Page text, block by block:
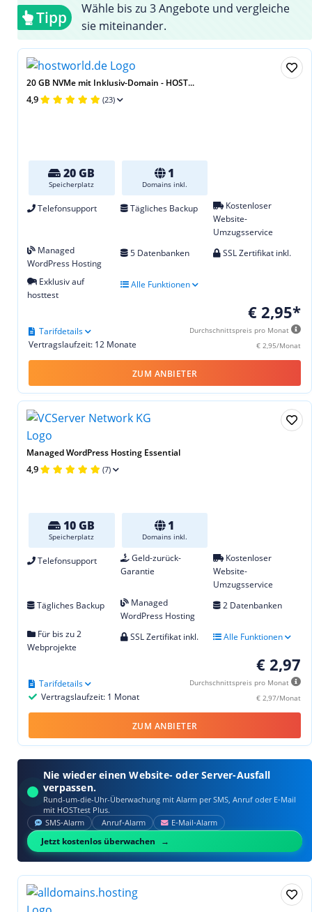
Tipp
Wähle bis zu 3 Angebote und vergleiche
sie miteinander.
20 GB NVMe mit Inklusiv-Domain - HOST...
4,9 (23)
20 GB
Speicherplatz
1
Domains inkl.
Telefonsupport Tägliches Backup
Kostenloser
Website-
Umzugsservice
Managed
WordPress Hosting
5 Datenbanken SSL Zertifikat inkl.
Exklusiv auf
hosttest
Alle Funktionen
€ 2,95*
Durchschnittspreis pro Monat
€ 2,95/Monat
Vertragslaufzeit: 12 Monate
Tarifdetails
ZUM ANBIETER
Managed WordPress Hosting Essential
4,9 (7)
10 GB
Speicherplatz
1
Domains inkl.
Telefonsupport
Geld-zurück-
Garantie
Kostenloser
Website-
Umzugsservice
Tägliches Backup
Managed
WordPress Hosting
2 Datenbanken
Für bis zu 2
Webprojekte
SSL Zertifikat inkl. Alle Funktionen
€ 2,97
Durchschnittspreis pro Monat
€ 2,97/Monat
Vertragslaufzeit: 1 Monat
Tarifdetails
ZUM ANBIETER
Nie wieder einen Website- oder Server-Ausfall
verpassen.
Rund-um-die-Uhr-Überwachung mit Alarm per SMS, Anruf oder E‑Mail
mit HOSTtest Plus.
SMS‑Alarm Anruf‑Alarm E‑Mail‑Alarm
Jetzt kostenlos überwachen